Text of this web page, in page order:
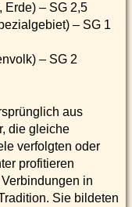
Erde) – SG 2,5
– SG 1
– SG 2
aus
die gleiche
verfolgten oder
profitieren
in
Sie bildeten